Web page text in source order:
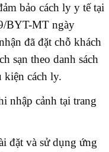
bảo cách ly y tế tại
BYT-MT ngày
đã đặt chỗ khách
sạn theo danh sách
kiện cách ly.
nhập cảnh tại trang
đặt và sử dụng ứng